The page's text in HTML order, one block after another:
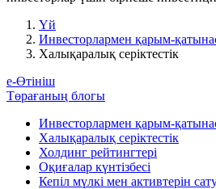
Үй
Инвесторлармен қарым-
Халықаралық серіктестік
е-Өтініш
Төрағаның блогы
Инвесторлармен қарым-
Халықаралық серіктестік
Холдинг рейтингтері
Оқиғалар күнтізбесі
Кепіл мүлкі мен активтерін